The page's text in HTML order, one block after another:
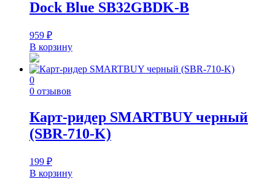
Dock Blue SB32GBDK-B
959 ₽
В корзину
0
0 отзывов
Карт-ридер SMARTBUY черный
(SBR-710-K)
199 ₽
В корзину